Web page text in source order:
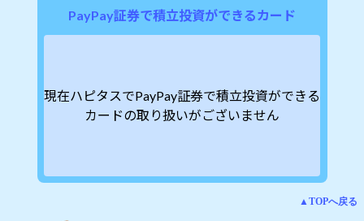
PayPay証券で積立投資ができるカード
現在ハピタスでPayPay証券で積立投資ができる
カードの取り扱いがございません
▲TOPへ戻る